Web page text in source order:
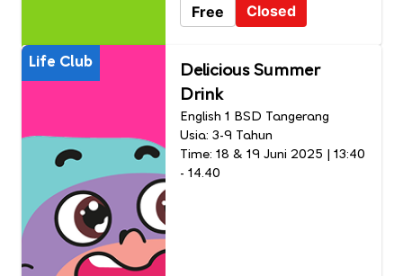
Free Closed
Life Club
Delicious Summer
Drink
English 1 BSD Tangerang
Usia: 3-9 Tahun
Time: 18 & 19 Juni 2025 | 13:40
- 14.40​